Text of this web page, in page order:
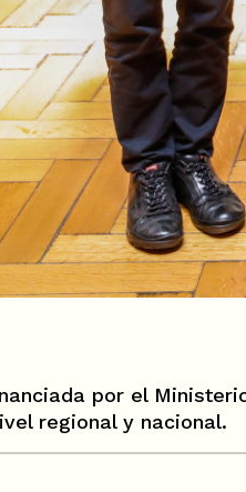
por el
regional y nacional.